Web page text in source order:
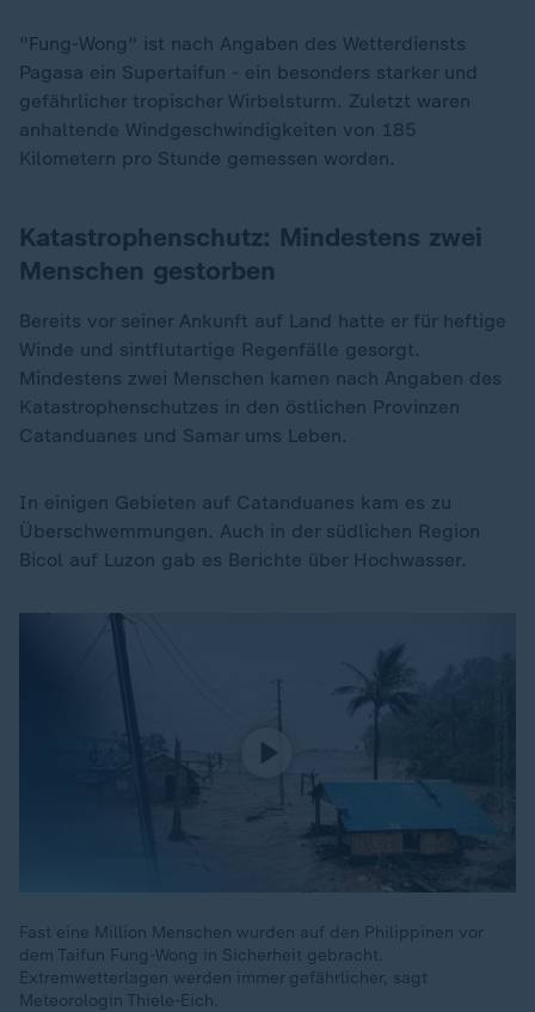
"Fung-Wong" ist nach Angaben des Wetterdiensts
Pagasa ein Supertaifun - ein besonders starker und
gefährlicher tropischer Wirbelsturm. Zuletzt waren
anhaltende Windgeschwindigkeiten von 185
Kilometern pro Stunde gemessen worden.
Katastrophenschutz: Mindestens zwei
Menschen gestorben
Bereits vor seiner Ankunft auf Land hatte er für heftige
Winde und sintflutartige Regenfälle gesorgt.
Mindestens zwei Menschen kamen nach Angaben des
Katastrophenschutzes in den östlichen Provinzen
Catanduanes und Samar ums Leben.
In einigen Gebieten auf Catanduanes kam es zu
Überschwemmungen. Auch in der südlichen Region
Bicol auf Luzon gab es Berichte über Hochwasser.
Fast eine Million Menschen wurden auf den Philippinen vor
dem Taifun Fung-Wong in Sicherheit gebracht.
Extremwetterlagen werden immer gefährlicher, sagt
Meteorologin Thiele-Eich.